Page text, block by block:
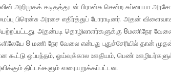
அறிமுகக் கடிதத்துடன் பிரான்சு சென்ற சுப்பையா
பிரென்சு அரசை எதிர்த்துப் போராடினர். அதன்
அதன்படி தொழிலாளர்களுக்கு 8மணிநேர
8 மணி நேர வேலை என்பது புதுச்சேரியில் தான்
கூட்டு ஒப்பந்தம், ஓய்வுக்கால ஊதியம், பெண்
திட்டங்களும் வரையறுக்கப்பட்டன.